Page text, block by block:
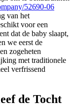
52690-06
van het
voor een
dat de baby slaapt,
we eerst de
zogeheten
met traditionele
verfrissend
de Tocht